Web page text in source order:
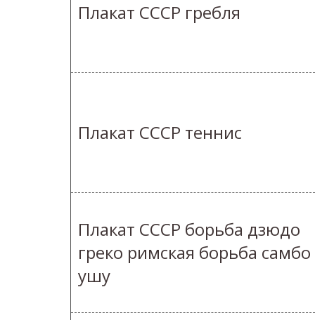
Плакат СССР гребля
Плакат СССР теннис
Плакат СССР борьба дзюдо
греко римская борьба самбо
ушу